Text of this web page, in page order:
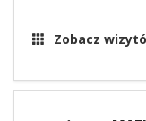
Zobacz